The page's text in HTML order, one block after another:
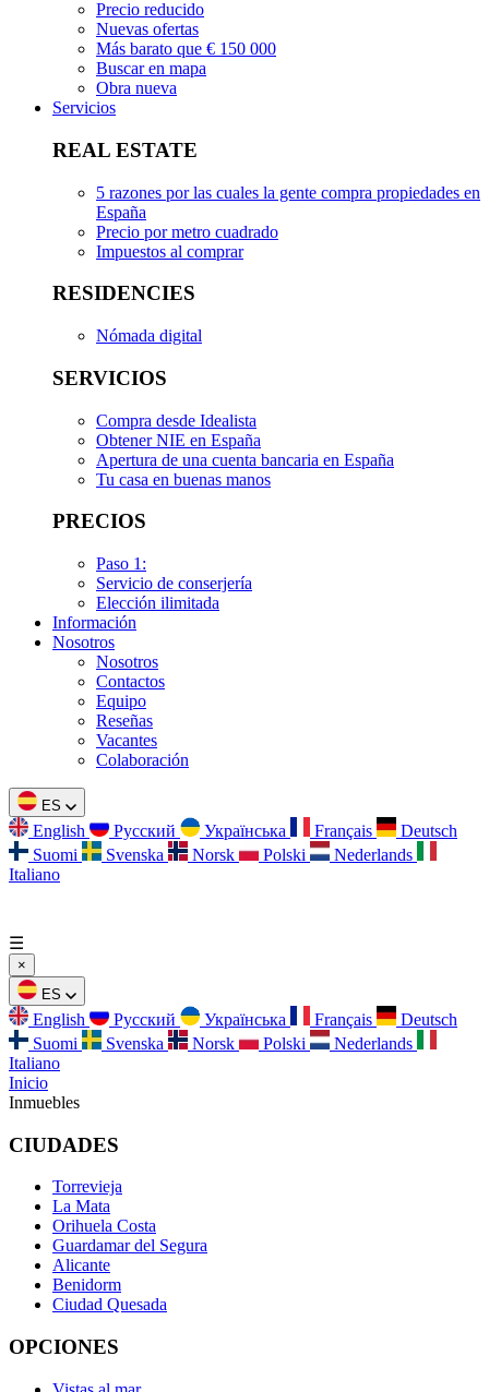
Precio reducido
Nuevas ofertas
Más barato que € 150 000
Buscar en mapa
Obra nueva
Servicios
REAL ESTATE
5 razones por las cuales la gente compra propiedades en
España
Precio por metro cuadrado
Impuestos al comprar
RESIDENCIES
Nómada digital
SERVICIOS
Compra desde Idealista
Obtener NIE en España
Apertura de una cuenta bancaria en España
Tu casa en buenas manos
PRECIOS
Paso 1:
Servicio de conserjería
Elección ilimitada
Información
Nosotros
Nosotros
Contactos
Equipo
Reseñas
Vacantes
Colaboración
ES
English Русский Українська Français
Deutsch
Suomi
Svenska Norsk Polski
Nederlands
Italiano
☰
×
ES
English Русский Українська Français
Deutsch
Suomi
Svenska Norsk Polski
Nederlands
Italiano
Inicio
Inmuebles
CIUDADES
Torrevieja
La Mata
Orihuela Costa
Guardamar del Segura
Alicante
Benidorm
Ciudad Quesada
OPCIONES